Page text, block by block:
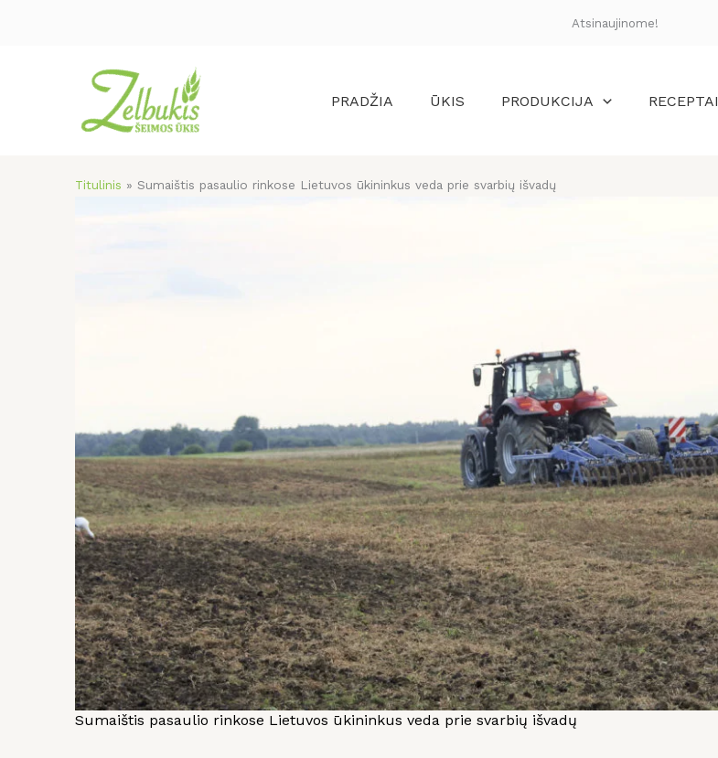
Atsinaujinome!
PRADŽIA ŪKIS PRODUKCIJA RECEPTAI
Titulinis » Sumaištis pasaulio rinkose Lietuvos ūkininkus veda prie svarbių išvadų
Sumaištis pasaulio rinkose Lietuvos ūkininkus veda prie svarbių išvadų